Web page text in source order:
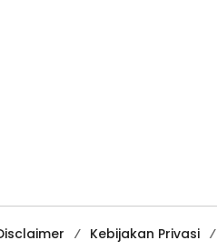
Kebijakan Privasi